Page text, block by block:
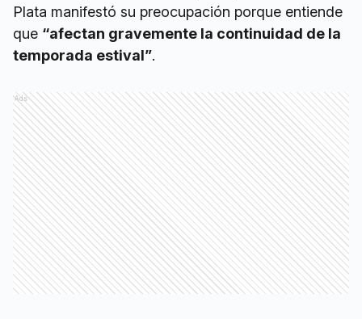
Plata manifestó su preocupación porque entiende
que “afectan gravemente la continuidad de la
temporada estival”.
Ads